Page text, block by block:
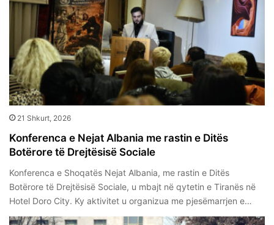
21 Shkurt, 2026
Konferenca e Nejat Albania me rastin e Ditës
Botërore të Drejtësisë Sociale
Konferenca e Shoqatës Nejat Albania, me rastin e Ditës
Botërore të Drejtësisë Sociale, u mbajt në qytetin e Tiranës në
Hotel Doro City. Ky aktivitet u organizua me pjesëmarrjen e…